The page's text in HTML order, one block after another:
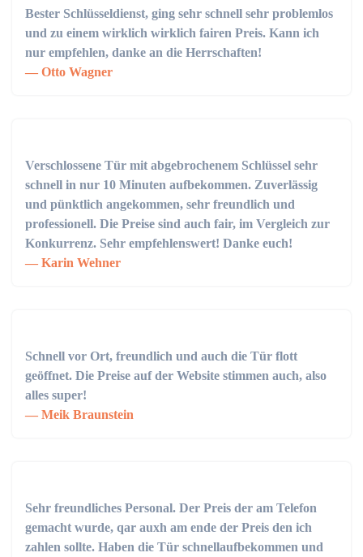
Bester Schlüsseldienst, ging sehr schnell sehr problemlos
und zu einem wirklich wirklich fairen Preis. Kann ich
nur empfehlen, danke an die Herrschaften!
Otto Wagner
Verschlossene Tür mit abgebrochenem Schlüssel sehr
schnell in nur 10 Minuten aufbekommen. Zuverlässig
und pünktlich angekommen, sehr freundlich und
professionell. Die Preise sind auch fair, im Vergleich zur
Konkurrenz. Sehr empfehlenswert! Danke euch!
Karin Wehner
Schnell vor Ort, freundlich und auch die Tür flott
geöffnet. Die Preise auf der Website stimmen auch, also
alles super!
Meik Braunstein
Sehr freundliches Personal. Der Preis der am Telefon
gemacht wurde, qar auxh am ende der Preis den ich
zahlen sollte. Haben die Tür schnellaufbekommen und